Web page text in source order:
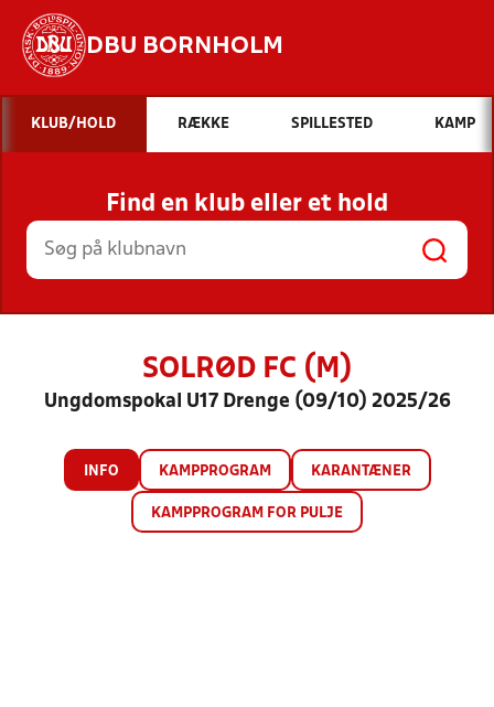
DBU BORNHOLM
Hvad vil du søge efter?
INDHOLD OG NYHEDER
STILLINGER, RESULTATER, KLUBBER OG
HOLD
KLUB/HOLD RÆKKE SPILLESTED KAMP
Find en klub eller et hold
SOLRØD FC (M)
Ungdomspokal U17 Drenge (09/10) 2025/26
INFO KAMPPROGRAM KARANTÆNER
KAMPPROGRAM FOR PULJE